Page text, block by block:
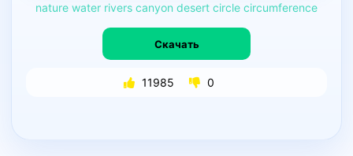
nature water rivers canyon desert circle circumference
Скачать
11985 0